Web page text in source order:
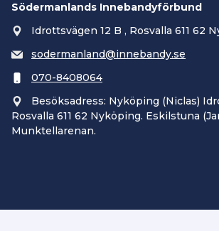
Södermanlands Innebandyförbund
Idrottsvägen 12 B , Rosvalla 611 62
sodermanland@innebandy.se
070-8408064
Besöksadress: Nyköping (Niclas)
Rosvalla 611 62 Nyköping. Eskilstuna
Munktellarenan.